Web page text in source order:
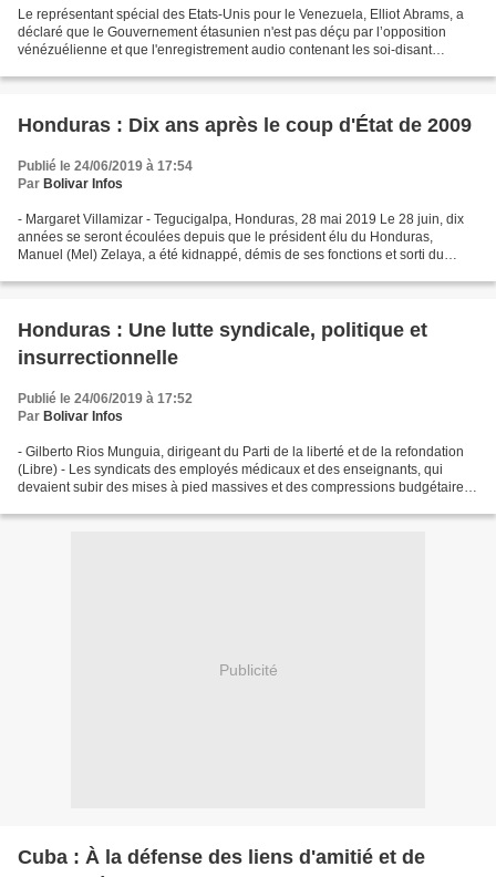
Le représentant spécial des Etats-Unis pour le Venezuela, Elliot Abrams, a
déclaré que le Gouvernement étasunien n'est pas déçu par l’opposition
vénézuélienne et que l'enregistrement audio contenant les soi-disant
Honduras : Dix ans après le coup d'État de 2009
Publié le 24/06/2019 à 17:54
Par Bolivar Infos
- Margaret Villamizar - Tegucigalpa, Honduras, 28 mai 2019 Le 28 juin, dix
années se seront écoulées depuis que le président élu du Honduras,
Manuel (Mel) Zelaya, a été kidnappé, démis de ses fonctions et sorti du
Honduras : Une lutte syndicale, politique et
insurrectionnelle
Publié le 24/06/2019 à 17:52
Par Bolivar Infos
- Gilberto Rios Munguia, dirigeant du Parti de la liberté et de la refondation
(Libre) - Les syndicats des employés médicaux et des enseignants, qui
devaient subir des mises à pied massives et des compressions budgétaires
Publicité
Cuba : À la défense des liens d'amitié et de